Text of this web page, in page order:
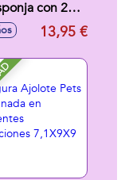
con 2
Figuras13,95 €